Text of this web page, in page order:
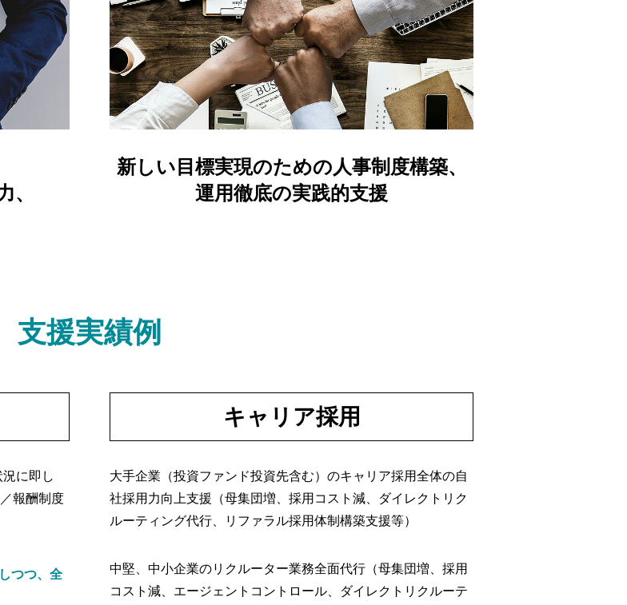
、
新しい目標実現のための人事制度構築、
運用徹底の実践的支援
支援実績例
に即し
報酬制度
つつ、全
キャリア採用
大手企業（投資ファンド投資先含む）のキャリア採用全体の自
社採用力向上支援（母集団増、採用コスト減、ダイレクトリク
ルーティング代行、リファラル採用体制構築支援等）
中堅、中小企業のリクルーター業務全面代行（母集団増、採用
コスト減、エージェントコントロール、ダイレクトリクルーテ